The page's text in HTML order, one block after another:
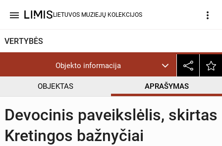
menu LIETUVOS MUZIEJŲ KOLEKCIJOS more_vert
VERTYBĖS
Objekto informacija
OBJEKTAS APRAŠYMAS
Devocinis paveikslėlis, skirtas
Kretingos bažnyčiai